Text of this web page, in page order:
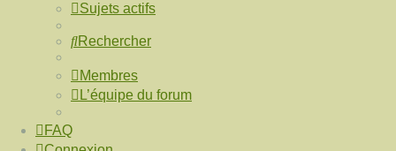
Sujets actifs
Rechercher
Membres
L’équipe du forum
FAQ